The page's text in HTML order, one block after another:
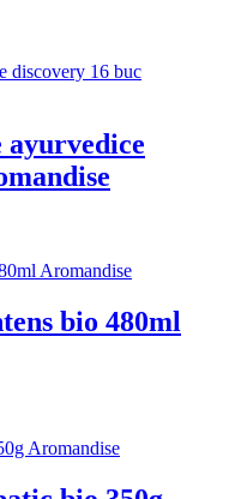
ayurvedice
bio 480ml